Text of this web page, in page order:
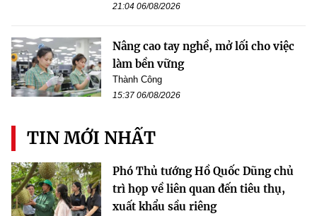
21:04 06/08/2026
Nâng cao tay nghề, mở lối cho việc
làm bền vững
Thành Công
15:37 06/08/2026
TIN MỚI NHẤT
Phó Thủ tướng Hồ Quốc Dũng chủ
trì họp về liên quan đến tiêu thụ,
xuất khẩu sầu riêng